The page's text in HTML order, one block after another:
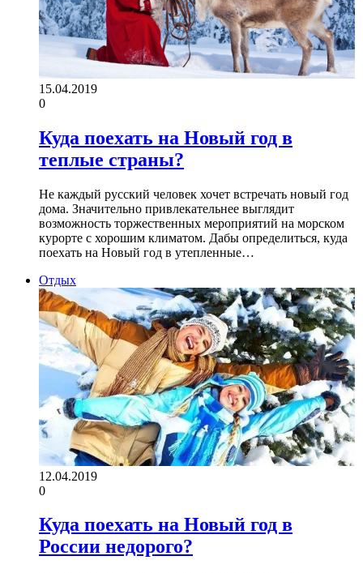
15.04.2019
0
Куда поехать на Новый год в
теплые страны?
Не каждый русский человек хочет встречать новый год
дома. Значительно привлекательнее выглядит
возможность торжественных мероприятий на морском
курорте с хорошим климатом. Дабы определиться, куда
поехать на Новый год в утепленные…
Отдых
12.04.2019
0
Куда поехать на Новый год в
России недорого?